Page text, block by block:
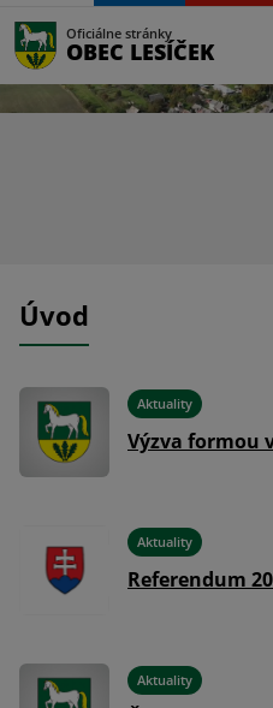
Oficiálne stránky
OBEC LESÍČEK
Úvod
Aktuality
Výzva formou
Aktuality
Referendum
Aktuality